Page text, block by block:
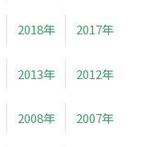
2018年 2017年
2013年 2012年
2008年 2007年